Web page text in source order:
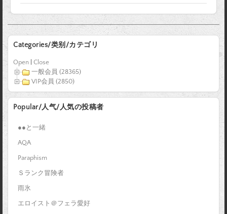
Categories/类别/カテゴリ
Open
Close
一般会員 (28365)
VIP会員 (2850)
Popular/人气/人気の投稿者
●●と一緒
AQA
Paraphism
Ｓランク冒険者
雨氷
エロイスト＠フェラ愛好